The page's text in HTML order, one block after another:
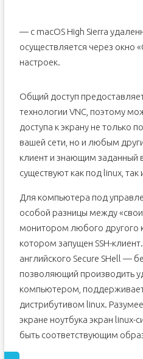
— с macOS High Sierra
осуществляется через окно
настроек.
Общий доступ
технологии VNC, поэтому
доступа к экрану не только
вашей сети, но и любым
клиент и знающим заданный
существуют как под linux,
Для компьютера под
особой разницы между
монитором любого другого
котором запущен SSH-
английского Secure SHell —
позволяющий производить
компьютером,
дистрибутивом linux.
экране ноутбука экран
быть соответствующим